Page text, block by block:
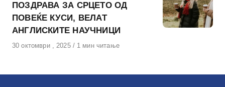
ПОЗДРАВА ЗА СРЦЕТО ОД
ПОВЕЌЕ КУСИ, ВЕЛАТ
АНГЛИСКИТЕ НАУЧНИЦИ
Објавено
30 октомври , 2025 1 мин читање